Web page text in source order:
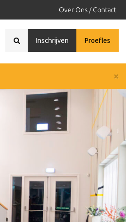
Over Ons / Contact
Inschrijven Proefles
×